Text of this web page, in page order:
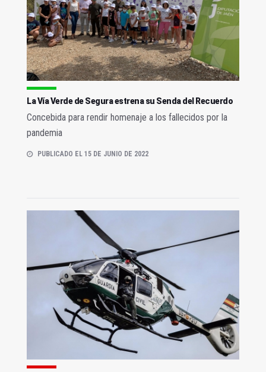
La Vía Verde de Segura estrena su Senda del Recuerdo
Concebida para rendir homenaje a los fallecidos por la
pandemia
PUBLICADO EL 15 DE JUNIO DE 2022